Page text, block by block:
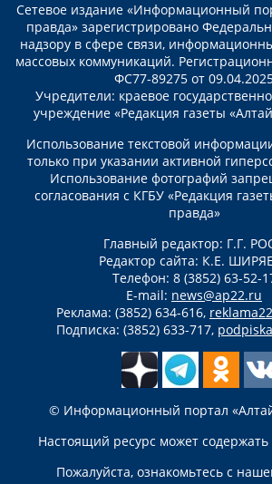
Сетевое издание «Информационный
правда» зарегистрировано
надзору в сфере связи,
массовых коммуникаций.
ФС77-89275 от
Учредители: краевое
учреждение «Редакция газеты
Использование текстовой
только при указании активной
Использование фотографий
согласования с КГБУ «Редакция
правда»
Главный редактор: Г.Г.
Редактор сайта: К.Е.
Телефон: 8 (3852) 63-52-
E-mail: news@ap22.ru
Реклама: (3852) 634-616,
Подписка: (3852) 633-717,
© Информационный портал
Настоящий ресурс может
Пожалуйста, ознакомьтесь с